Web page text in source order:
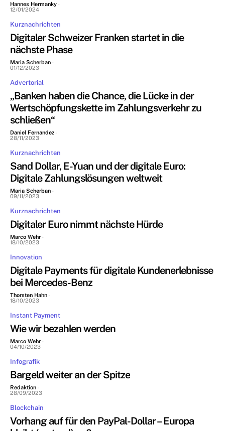
Hannes Hermanky -
12/01/2024
Kurznachrichten
Digitaler Schweizer Franken startet in die
nächste Phase
Maria Scherban -
01/12/2023
Advertorial
„Banken haben die Chance, die Lücke in der
Wertschöpfungskette im Zahlungsverkehr zu
schließen“
Daniel Fernandez -
28/11/2023
Kurznachrichten
Sand Dollar, E-Yuan und der digitale Euro:
Digitale Zahlungslösungen weltweit
Maria Scherban -
09/11/2023
Kurznachrichten
Digitaler Euro nimmt nächste Hürde
Marco Wehr -
18/10/2023
Innovation
Digitale Payments für digitale Kundenerlebnisse
bei Mercedes-Benz
Thorsten Hahn -
18/10/2023
Instant Payment
Wie wir bezahlen werden
Marco Wehr -
04/10/2023
Infografik
Bargeld weiter an der Spitze
Redaktion -
28/09/2023
Blockchain
Vorhang auf für den PayPal-Dollar – Europa